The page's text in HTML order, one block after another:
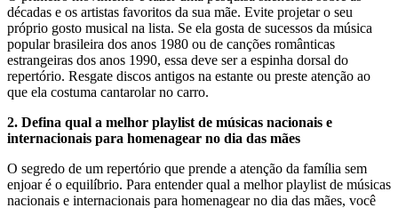
décadas e os artistas favoritos da sua mãe. Evite projetar o seu
próprio gosto musical na lista. Se ela gosta de sucessos da música
popular brasileira dos anos 1980 ou de canções românticas
estrangeiras dos anos 1990, essa deve ser a espinha dorsal do
repertório. Resgate discos antigos na estante ou preste atenção ao
que ela costuma cantarolar no carro.
2. Defina qual a melhor playlist de músicas nacionais e
internacionais para homenagear no dia das mães
O segredo de um repertório que prende a atenção da família sem
enjoar é o equilíbrio. Para entender qual a melhor playlist de músicas
nacionais e internacionais para homenagear no dia das mães, você